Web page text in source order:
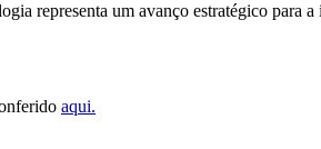
representa um avanço estratégico para
aqui.